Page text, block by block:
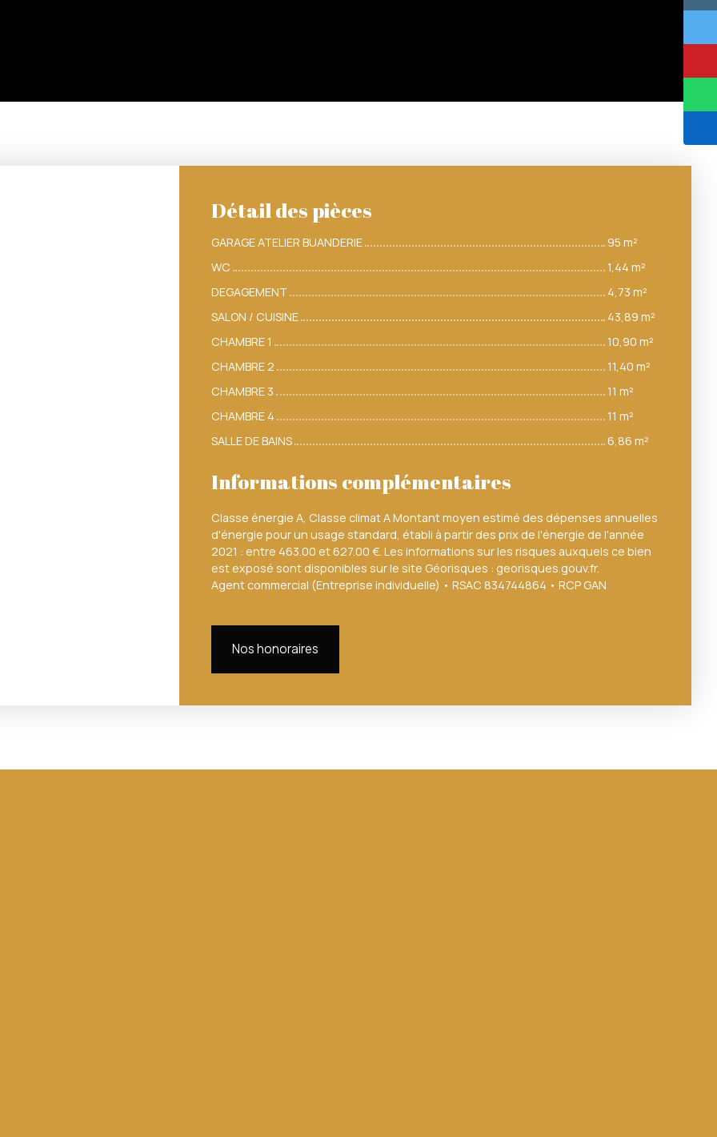
Détail des pièces
GARAGE ATELIER BUANDERIE
95 m²
WC
1,44 m²
DEGAGEMENT
4,73 m²
SALON / CUISINE
43,89 m²
CHAMBRE 1
10,90 m²
CHAMBRE 2
11,40 m²
CHAMBRE 3
11 m²
CHAMBRE 4
11 m²
SALLE DE BAINS
6,86 m²
Informations complémentaires
Classe énergie A, Classe climat A Montant moyen estimé des dépenses annuelles
d'énergie pour un usage standard, établi à partir des prix de l'énergie de l'année
2021 : entre 463.00 et 627.00 €. Les informations sur les risques auxquels ce bien
est exposé sont disponibles sur le site Géorisques : georisques.gouv.fr.
Agent commercial (Entreprise individuelle) • RSAC 834744864 • RCP GAN
Nos honoraires